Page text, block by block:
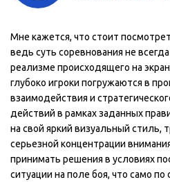
Мне кажется, что стоит
ведь суть соревнования не
реализме происходящего на
глубоко игроки погружаются в
взаимодействия и
действий в рамках заданных
на свой яркий визуальный стиль,
серьезной концентрации
принимать решения в условиях
ситуации на поле боя, что само